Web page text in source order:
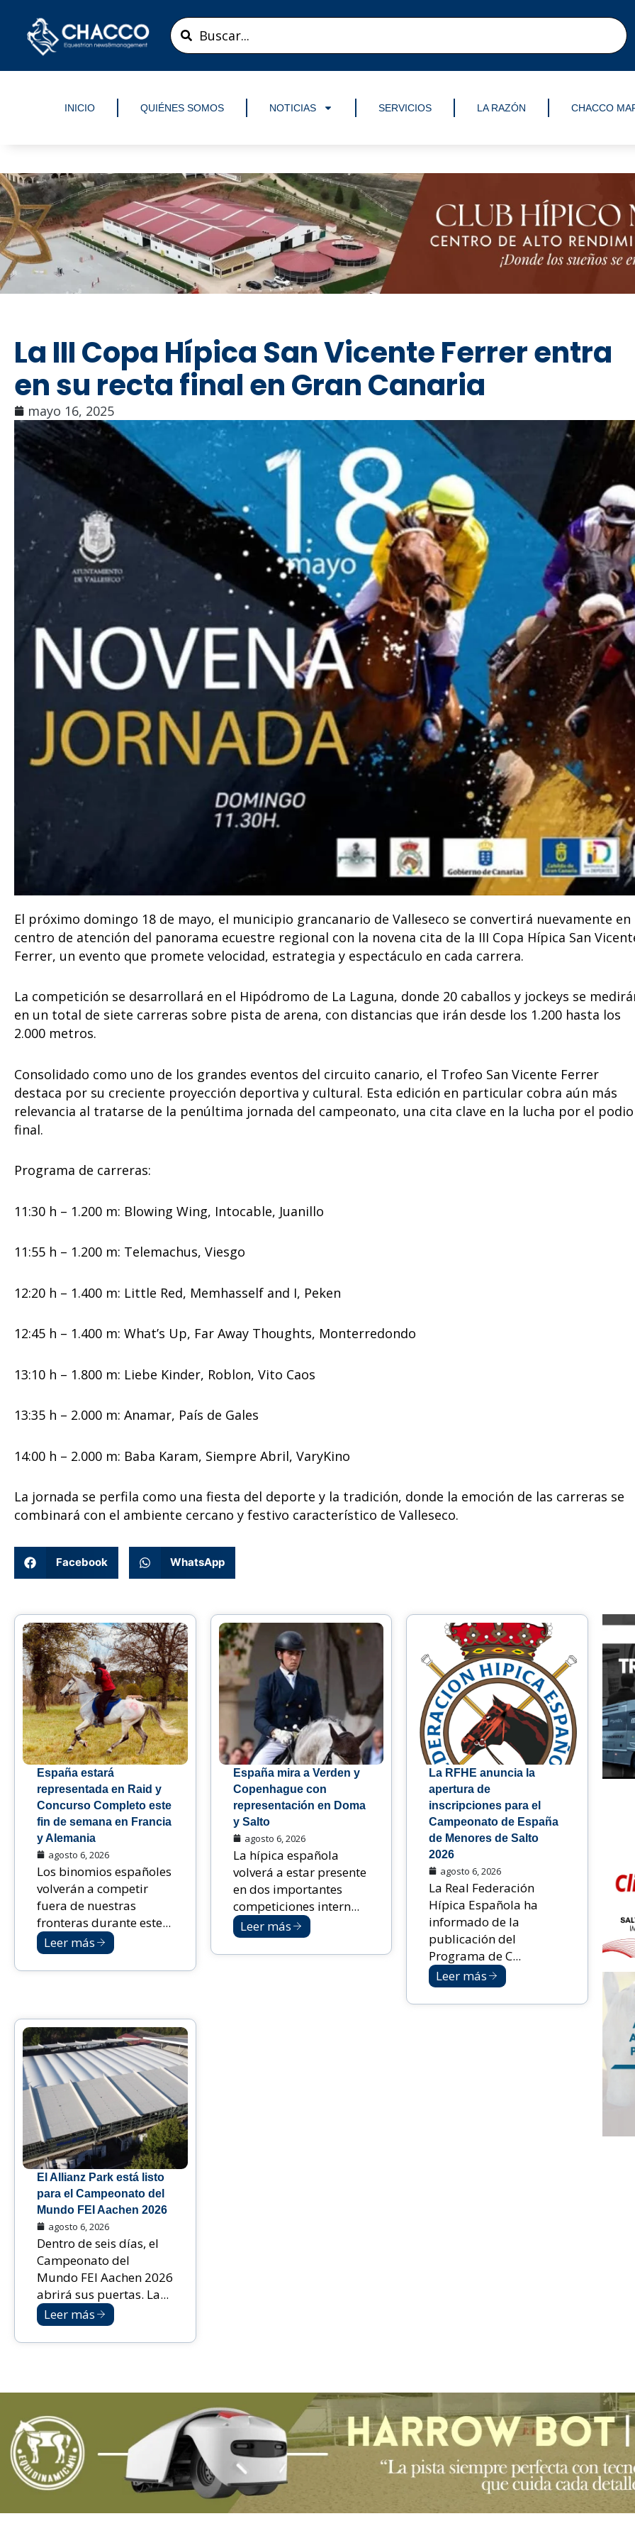
contenido
Search
...
INICIO QUIÉNES SOMOS NOTICIAS SERVICIOS LA RAZÓN CHACCO
La III Copa Hípica San Vicente Ferrer entra
en su recta final en Gran Canaria
mayo 16, 2025
El próximo domingo 18 de mayo, el municipio grancanario de Valleseco se convertirá nuevamente en
centro de atención del panorama ecuestre regional con la novena cita de la III Copa Hípica San
Ferrer, un evento que promete velocidad, estrategia y espectáculo en cada carrera.
La competición se desarrollará en el Hipódromo de La Laguna, donde 20 caballos y jockeys se
en un total de siete carreras sobre pista de arena, con distancias que irán desde los 1.200 hasta los
2.000 metros.
Consolidado como uno de los grandes eventos del circuito canario, el Trofeo San Vicente Ferrer
destaca por su creciente proyección deportiva y cultural. Esta edición en particular cobra aún más
relevancia al tratarse de la penúltima jornada del campeonato, una cita clave en la lucha por el podio
final.
Programa de carreras:
11:30 h – 1.200 m: Blowing Wing, Intocable, Juanillo
11:55 h – 1.200 m: Telemachus, Viesgo
12:20 h – 1.400 m: Little Red, Memhasself and I, Peken
12:45 h – 1.400 m: What’s Up, Far Away Thoughts, Monterredondo
13:10 h – 1.800 m: Liebe Kinder, Roblon, Vito Caos
13:35 h – 2.000 m: Anamar, País de Gales
14:00 h – 2.000 m: Baba Karam, Siempre Abril, VaryKino
La jornada se perfila como una fiesta del deporte y la tradición, donde la emoción de las carreras se
combinará con el ambiente cercano y festivo característico de Valleseco.
Facebook WhatsApp
España estará
representada en Raid y
Concurso Completo este
fin de semana en Francia
y Alemania
agosto 6, 2026
Los binomios españoles
volverán a competir
fuera de nuestras
fronteras durante este...
Leer más
España mira a Verden y
Copenhague con
representación en Doma
y Salto
agosto 6, 2026
La hípica española
volverá a estar presente
en dos importantes
competiciones intern...
Leer más
La RFHE anuncia la
apertura de
inscripciones para el
Campeonato de España
de Menores de Salto
2026
agosto 6, 2026
La Real Federación
Hípica Española ha
informado de la
publicación del
Programa de C...
Leer más
El Allianz Park está listo
para el Campeonato del
Mundo FEI Aachen 2026
agosto 6, 2026
Dentro de seis días, el
Campeonato del
Mundo FEI Aachen 2026
abrirá sus puertas. La...
Leer más